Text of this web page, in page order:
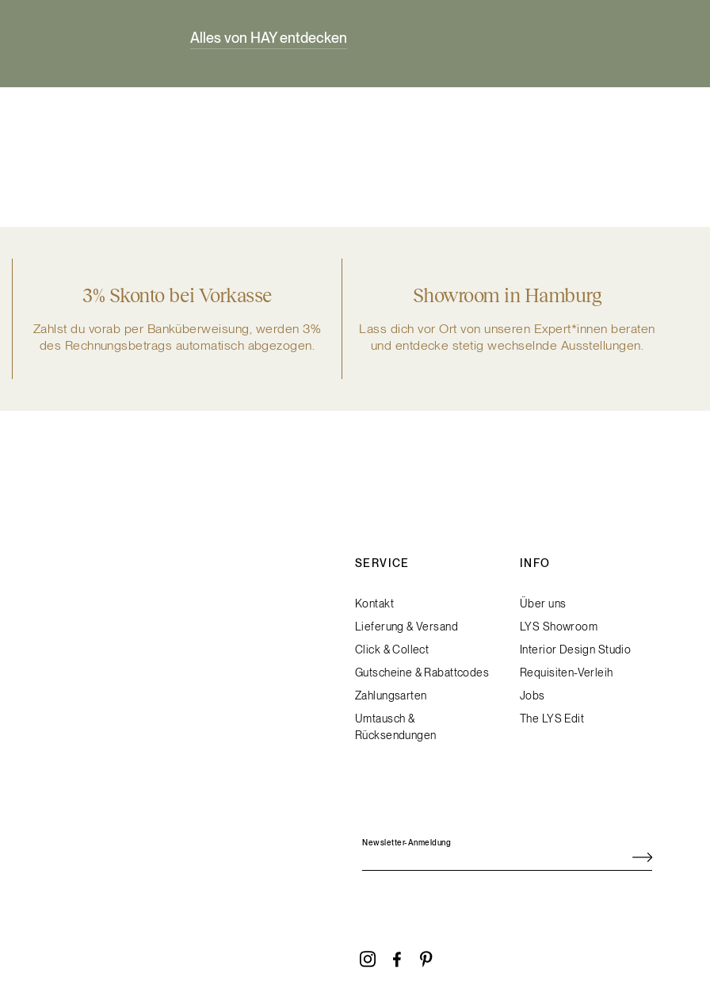
Alles von HAY entdecken
3% Skonto bei Vorkasse
Zahlst du vorab per Banküberweisung, werden 3%
des Rechnungsbetrags automatisch abgezogen.
Showroom in Hamburg
Lass dich vor Ort von unseren Expert*innen beraten
und entdecke stetig wechselnde Ausstellungen.
SERVICE
Kontakt
Lieferung & Versand
Click & Collect
Gutscheine & Rabattcodes
Zahlungsarten
Umtausch &
Rücksendungen
INFO
Über uns
LYS Showroom
Interior Design Studio
Requisiten-Verleih
Jobs
The LYS Edit
Newsletter-Anmeldung